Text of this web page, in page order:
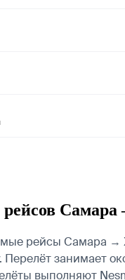
рейсов
рейсы Самара →
занимает
выполняют